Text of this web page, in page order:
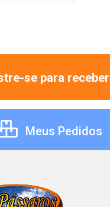
se para
Meus Pedidos